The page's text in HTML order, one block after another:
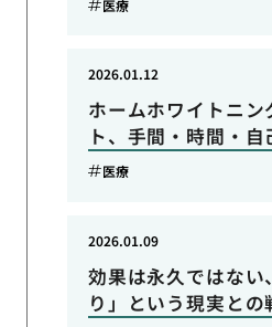
医療
ホームホワイトニン
ト、手間・時間・自
2026.01.12
医療
効果は永久ではない
り」という現実との
2026.01.09